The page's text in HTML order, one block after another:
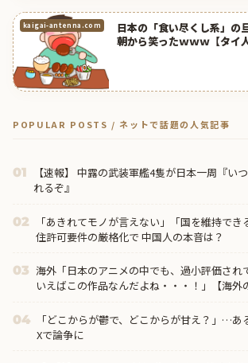
kaigai-antenna.com
日本の「食い尽くし系」の
朝から笑ったｗｗｗ【タイ
POPULAR POSTS / ネットで話題の人気記事
01
【速報】 中露の武装軍艦4隻が日本一周『い
れるぞ』
02
「あきれてモノが言えない」「国を維持で
住許可要件の厳格化で 中国人の本音は？
03 海外「日本のアニメの中でも、過小評価され
いえばこの作品なんだよね・・・！」【海外
04
「どこからが鬱で、どこからが甘え？」…あ
Xで論争に